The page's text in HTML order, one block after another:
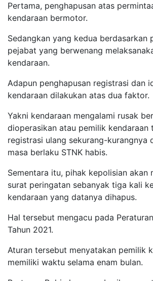
Pertama, penghapusan atas
kendaraan bermotor.
Sedangkan yang kedua berdasarkan
pejabat yang berwenang
kendaraan.
Adapun penghapusan registrasi dan
kendaraan dilakukan atas dua faktor.
Yakni kendaraan mengalami rusak
dioperasikan atau pemilik kendaraan
registrasi ulang sekurang-kurangnya
masa berlaku STNK habis.
Sementara itu, pihak kepolisian akan
surat peringatan sebanyak tiga kali
kendaraan yang datanya dihapus.
Hal tersebut mengacu pada
Tahun 2021.
Aturan tersebut menyatakan pemilik
memiliki waktu selama enam bulan.